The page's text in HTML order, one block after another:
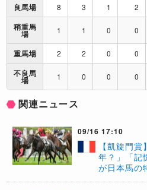
良馬場
8 3 1 2
稍重馬
場 1 1 0 0
重馬場 2 2 0 0
不良馬
場 1 0 0 0
関連ニュース
09/16 17:10
【凱旋門
年？」「記
が日本馬の